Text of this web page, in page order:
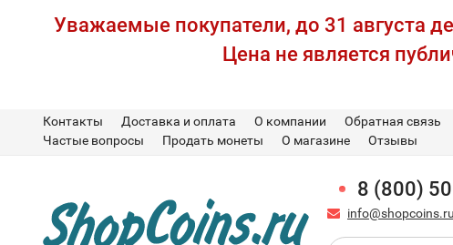
Уважаемые покупатели, до 31 августа
Цена не является
Контакты Доставка и оплата О компании Обратная связь
Частые вопросы
Продать монеты О магазине Отзывы
8 (800)
info@shopcoins.ru